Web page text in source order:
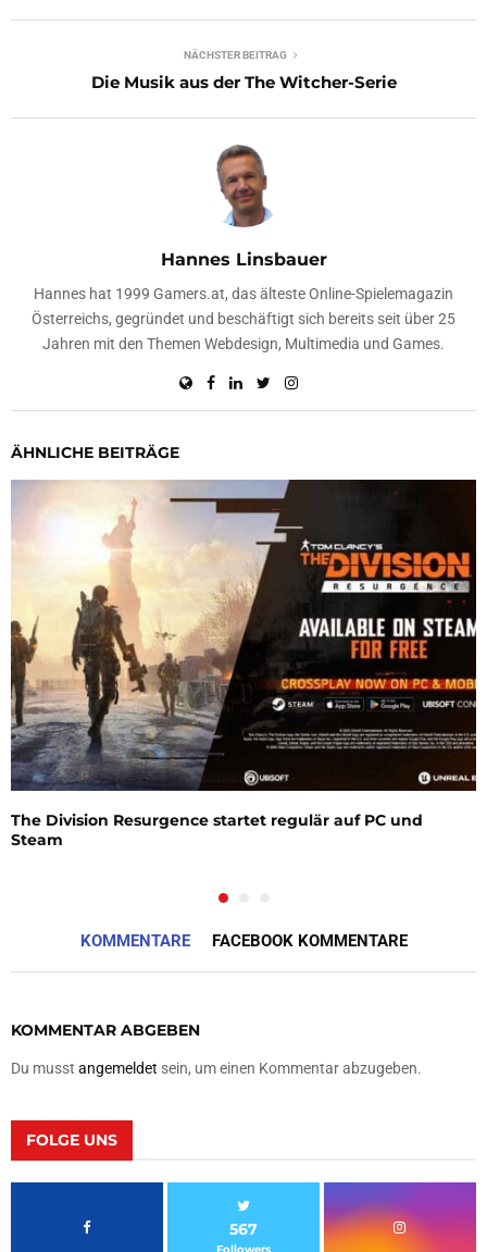
NÄCHSTER BEITRAG
Die Musik aus der The Witcher-Serie
Hannes Linsbauer
Hannes hat 1999 Gamers.at, das älteste Online-Spielemagazin
Österreichs, gegründet und beschäftigt sich bereits seit über 25
Jahren mit den Themen Webdesign, Multimedia und Games.
ÄHNLICHE BEITRÄGE
The Division Resurgence startet regulär auf PC und
Steam
KOMMENTARE FACEBOOK KOMMENTARE
KOMMENTAR ABGEBEN
Du musst angemeldet sein, um einen Kommentar abzugeben.
FOLGE UNS
567
Followers